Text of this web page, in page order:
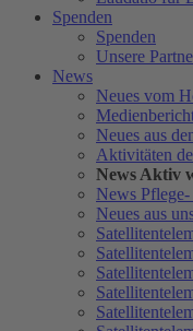
Spenden
Spenden
Unsere
News
Neues vom
Neues aus
Aktivitäten
News Aktiv
News
Neues aus